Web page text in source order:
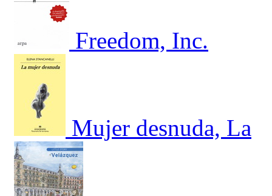
Freedom, Inc.
Mujer desnuda, La